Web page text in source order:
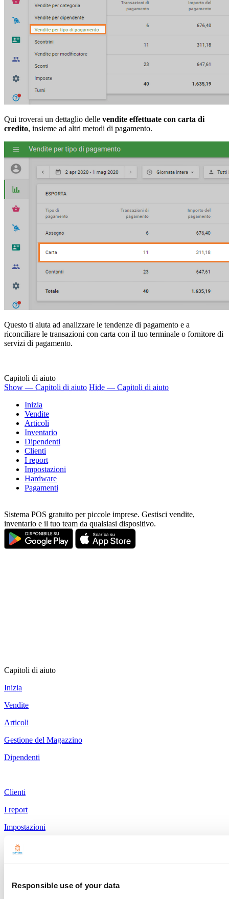
Responsible use of your data
Qui troverai un dettaglio delle vendite effettuate con carta di
credito, insieme ad altri metodi di pagamento.
Questo ti aiuta ad analizzare le tendenze di pagamento e a
riconciliare le transazioni con carta con il tuo terminale o fornitore di
servizi di pagamento.
Capitoli di aiuto
Show — Capitoli di aiuto Hide — Capitoli di aiuto
Inizia
Vendite
Articoli
Inventario
Dipendenti
Clienti
I report
Impostazioni
Hardware
Pagamenti
Sistema POS gratuito per piccole imprese. Gestisci vendite,
inventario e il tuo team da qualsiasi dispositivo.
Capitoli di aiuto
Inizia
Vendite
Articoli
Gestione del Magazzino
Dipendenti
Clienti
I report
Impostazioni
Hardware
Pagamenti